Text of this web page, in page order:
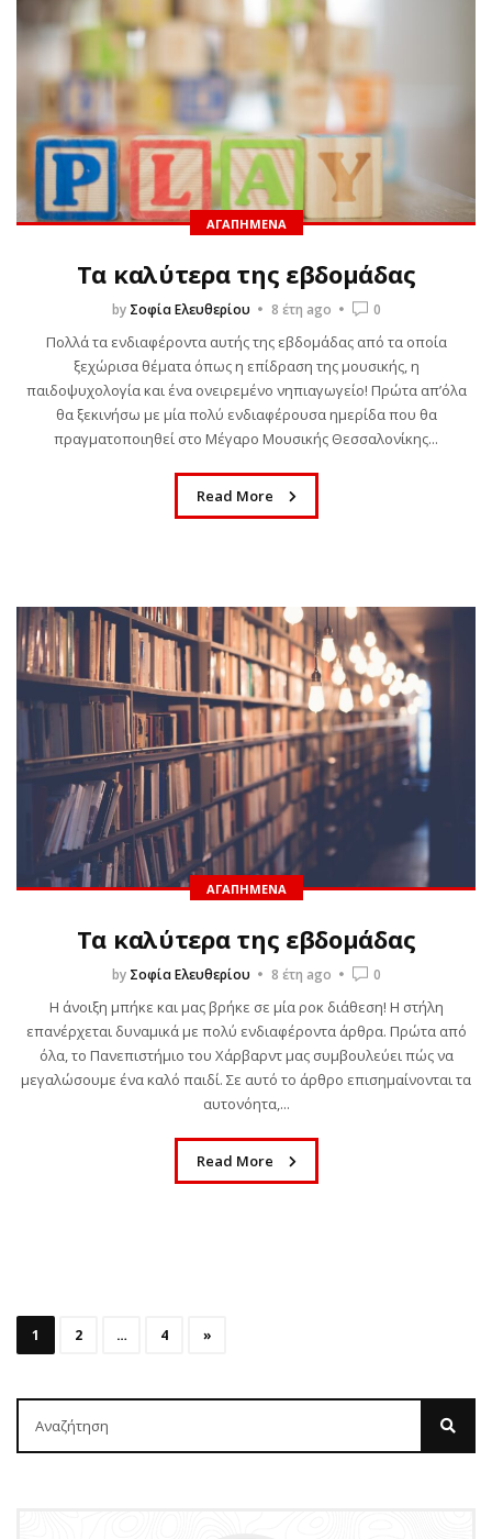
ΑΓΑΠΗΜΈΝΑ
Τα καλύτερα της εβδομάδας
by Σοφία Ελευθερίου 8 έτη ago 0
Πολλά τα ενδιαφέροντα αυτής της εβδομάδας από τα οποία
ξεχώρισα θέματα όπως η επίδραση της μουσικής, η
παιδοψυχολογία και ένα ονειρεμένο νηπιαγωγείο! Πρώτα απ’όλα
θα ξεκινήσω με μία πολύ ενδιαφέρουσα ημερίδα που θα
πραγματοποιηθεί στο Μέγαρο Μουσικής Θεσσαλονίκης...
Read More
ΑΓΑΠΗΜΈΝΑ
Τα καλύτερα της εβδομάδας
by Σοφία Ελευθερίου 8 έτη ago 0
Η άνοιξη μπήκε και μας βρήκε σε μία ροκ διάθεση! Η στήλη
επανέρχεται δυναμικά με πολύ ενδιαφέροντα άρθρα. Πρώτα από
όλα, το Πανεπιστήμιο του Χάρβαρντ μας συμβουλεύει πώς να
μεγαλώσουμε ένα καλό παιδί. Σε αυτό το άρθρο επισημαίνονται τα
αυτονόητα,...
Read More
1 2 … 4 »
εγκλήματα για έξυπνα
παιδιά, εκδόσεις
Ψυχογιός
Σοφία Ελευθερίου 1 έτος ago 0
Πόσες φορές έχετε ακούσει το “Βαριέμαι” αυτό το καλοκαίρι;
Ανάμεσα σε παραλίες και ζεστά ήσυχα μεσημέρια, έρχεται
απεγνωσμένα κάτι να κάνει....
Read More